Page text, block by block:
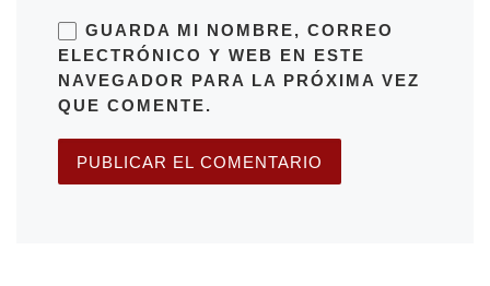
GUARDA MI NOMBRE, CORREO
ELECTRÓNICO Y WEB EN ESTE
NAVEGADOR PARA LA PRÓXIMA VEZ
QUE COMENTE.